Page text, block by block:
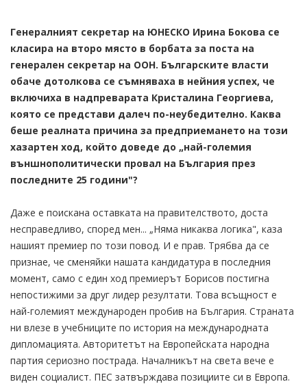
Генералният секретар на ЮНЕСКО Ирина Бокова се
класира на второ място в борбата за поста на
генерален секретар на ООН. Българските власти
обаче дотолкова се съмняваха в нейния успех, че
включиха в надпреварата Кристалина Георгиева,
която се представи далеч по-неубедително. Каква
беше реалната причина за предприемането на този
хазартен ход, който доведе до „най-големия
външнополитически провал на България през
последните 25 години"?
Даже е поискана оставката на правителството, доста
несправедливо, според мен... „Няма никаква логика", каза
нашият премиер по този повод. И е прав. Трябва да се
признае, че сменяйки нашата кандидатура в последния
момент, само с един ход премиерът Борисов постигна
непостижими за друг лидер резултати. Това всъщност е
най-големият международен пробив на България. Страната
ни влезе в учебниците по история на международната
дипломацията. Авторитетът на Европейската народна
партия сериозно пострада. Началникът на света вече е
виден социалист. ПЕС затвърждава позициите си в Европа.